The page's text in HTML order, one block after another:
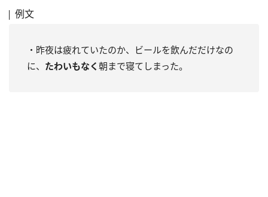
例文
・昨夜は疲れていたのか、ビールを飲んだだけなの
に、 たわいもなく 朝まで寝てしまった。